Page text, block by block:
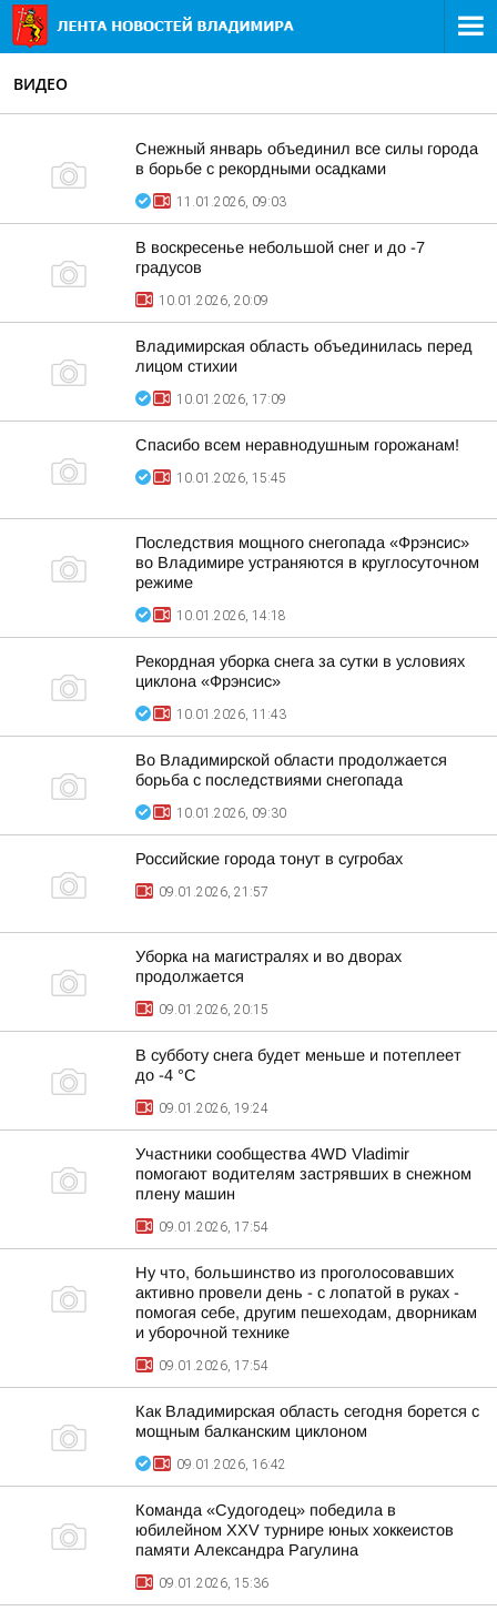
ВИДЕО
Снежный январь объединил все силы города
в борьбе с рекордными осадками
11.01.2026, 09:03
В воскресенье небольшой снег и до -7
градусов
10.01.2026, 20:09
Владимирская область объединилась перед
лицом стихии
10.01.2026, 17:09
Спасибо всем неравнодушным горожанам!
10.01.2026, 15:45
Последствия мощного снегопада «Фрэнсис»
во Владимире устраняются в круглосуточном
режиме
10.01.2026, 14:18
Рекордная уборка снега за сутки в условиях
циклона «Фрэнсис»
10.01.2026, 11:43
Во Владимирской области продолжается
борьба с последствиями снегопада
10.01.2026, 09:30
Российские города тонут в сугробах
09.01.2026, 21:57
Уборка на магистралях и во дворах
продолжается
09.01.2026, 20:15
В субботу снега будет меньше и потеплеет
до -4 °С
09.01.2026, 19:24
Участники сообщества 4WD Vladimir
помогают водителям застрявших в снежном
плену машин
09.01.2026, 17:54
Ну что, большинство из проголосовавших
активно провели день - с лопатой в руках -
помогая себе, другим пешеходам, дворникам
и уборочной технике
09.01.2026, 17:54
Как Владимирская область сегодня борется с
мощным балканским циклоном
09.01.2026, 16:42
Команда «Судогодец» победила в
юбилейном XXV турнире юных хоккеистов
памяти Александра Рагулина
09.01.2026, 15:36